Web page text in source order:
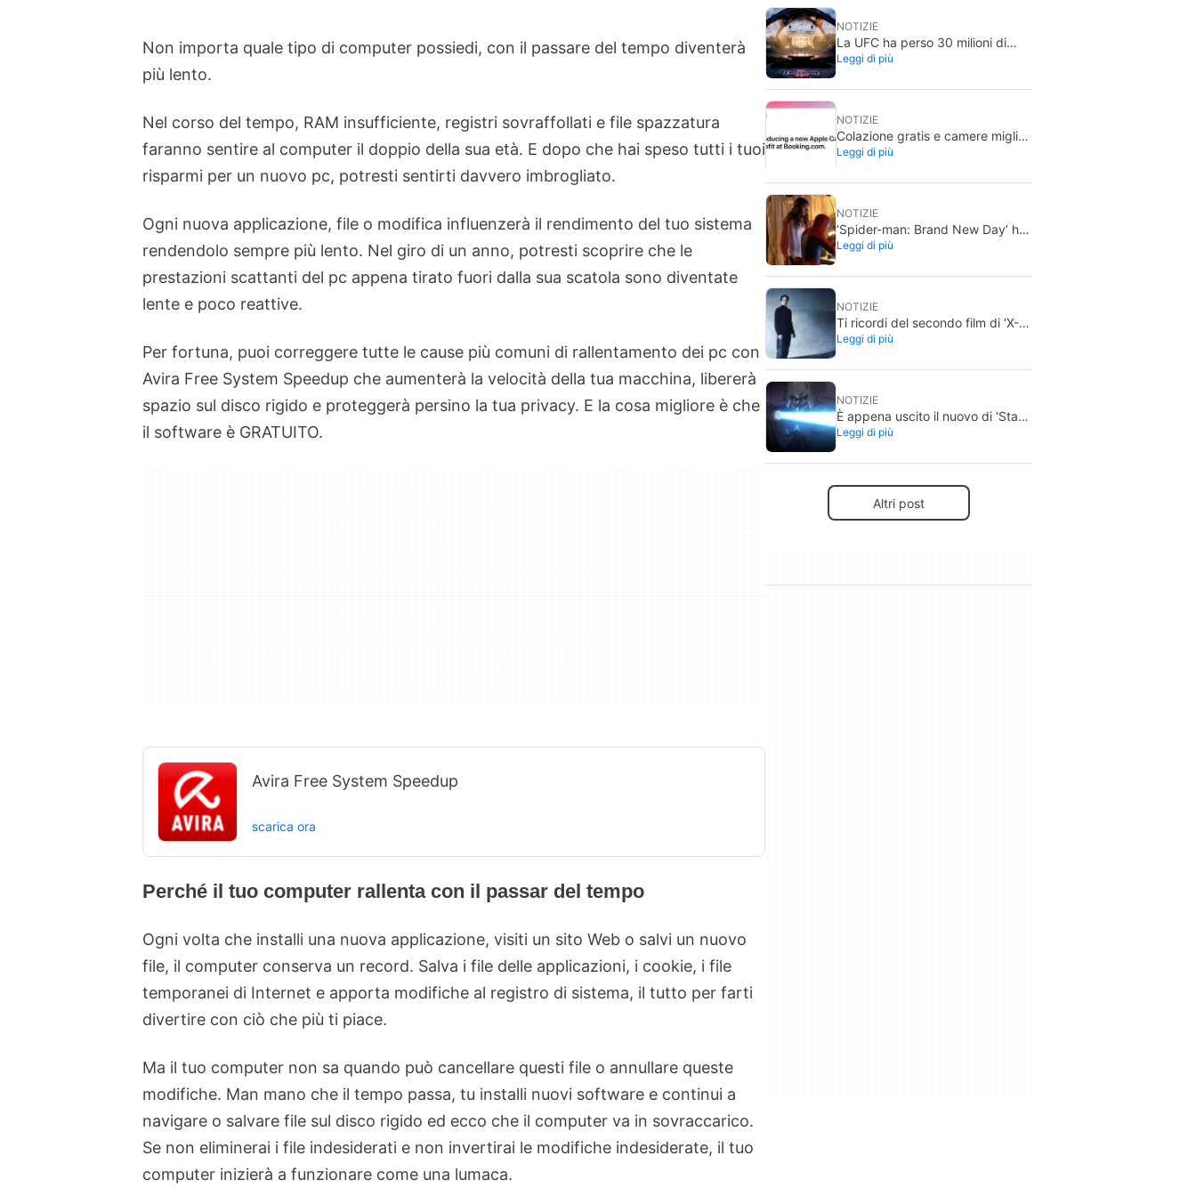
Non importa quale tipo di computer possiedi, con il passare del tempo diventerà
più lento.
Nel corso del tempo, RAM insufficiente, registri sovraffollati e file spazzatura
faranno sentire al computer il doppio della sua età. E dopo che hai speso tutti i tuoi
risparmi per un nuovo pc, potresti sentirti davvero imbrogliato.
Ogni nuova applicazione, file o modifica influenzerà il rendimento del tuo sistema
rendendolo sempre più lento. Nel giro di un anno, potresti scoprire che le
prestazioni scattanti del pc appena tirato fuori dalla sua scatola sono diventate
lente e poco reattive.
Per fortuna, puoi correggere tutte le cause più comuni di rallentamento dei pc con
Avira Free System Speedup che aumenterà la velocità della tua macchina, libererà
spazio sul disco rigido e proteggerà persino la tua privacy. E la cosa migliore è che
il software è GRATUITO.
Avira Free System Speedup
scarica ora
Perché il tuo computer rallenta con il passar del tempo
Ogni volta che installi una nuova applicazione, visiti un sito Web o salvi un nuovo
file, il computer conserva un record. Salva i file delle applicazioni, i cookie, i file
temporanei di Internet e apporta modifiche al registro di sistema, il tutto per farti
divertire con ciò che più ti piace.
Ma il tuo computer non sa quando può cancellare questi file o annullare queste
modifiche. Man mano che il tempo passa, tu installi nuovi software e continui a
navigare o salvare file sul disco rigido ed ecco che il computer va in sovraccarico.
Se non eliminerai i file indesiderati e non invertirai le modifiche indesiderate, il tuo
computer inizierà a funzionare come una lumaca.
NOTIZIE
La UFC ha perso 30 milioni di
dollari con l’evento alla Casa
Leggi di più
NOTIZIE
Colazione gratis e camere migliori
allo stesso prezzo: il trucco di
Apple
Leggi di più
NOTIZIE
‘Spider-man: Brand New Day’ ha
già infranto la prima barriera
l’ultima
Leggi di più
NOTIZIE
Ti ricordi del secondo film di ‘X-
Files’? Ora, 18 anni dopo, il suo
giustizia
Leggi di più
NOTIZIE
È appena uscito il nuovo di ‘Star
Wars’ ed è, finalmente, una
franchise
Leggi di più
Altri post